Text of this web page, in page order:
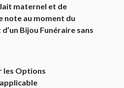
maternel et de
note au moment du
d’un Bijou Funéraire sans
les Options